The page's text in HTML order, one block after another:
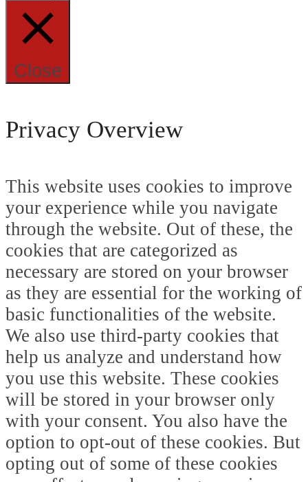
Close
Privacy Overview
This website uses cookies to improve
your experience while you navigate
through the website. Out of these, the
cookies that are categorized as
necessary are stored on your browser
as they are essential for the working of
basic functionalities of the website.
We also use third-party cookies that
help us analyze and understand how
you use this website. These cookies
will be stored in your browser only
with your consent. You also have the
option to opt-out of these cookies. But
opting out of some of these cookies